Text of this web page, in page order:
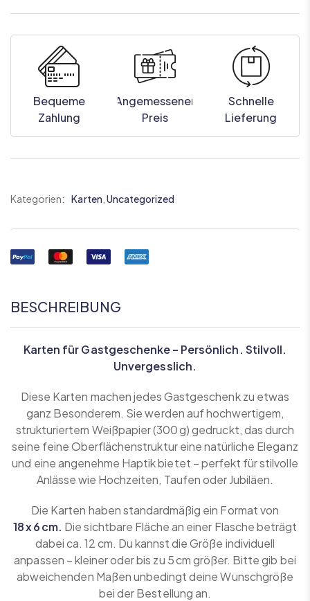
Bequeme
Zahlung
Angemessener
Preis
Schnelle
Lieferung
Kategorien: Karten Uncategorized
BESCHREIBUNG
Karten für Gastgeschenke – Persönlich. Stilvoll.
Unvergesslich.
Diese Karten machen jedes Gastgeschenk zu etwas
ganz Besonderem. Sie werden auf hochwertigem,
strukturiertem Weißpapier (300 g) gedruckt, das durch
seine feine Oberflächenstruktur eine natürliche Eleganz
und eine angenehme Haptik bietet – perfekt für stilvolle
Anlässe wie Hochzeiten, Taufen oder Jubiläen.
Die Karten haben standardmäßig ein Format von
18 x 6 cm. Die sichtbare Fläche an einer Flasche beträgt
dabei ca. 12 cm. Du kannst die Größe individuell
anpassen – kleiner oder bis zu 5 cm größer. Bitte gib bei
abweichenden Maßen unbedingt deine Wunschgröße
bei der Bestellung an.